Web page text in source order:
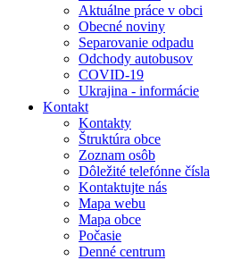
Aktuálne práce v obci
Obecné noviny
Separovanie odpadu
Odchody autobusov
COVID-19
Ukrajina - informácie
Kontakt
Kontakty
Štruktúra obce
Zoznam osôb
Dôležité telefónne čísla
Kontaktujte nás
Mapa webu
Mapa obce
Počasie
Denné centrum